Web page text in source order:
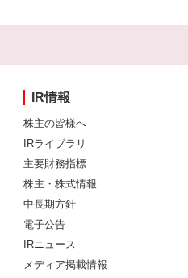
IR情報
株主の皆様へ
IRライブラリ
主要財務指標
株主・株式情報
中長期方針
電子公告
IRニュース
メディア掲載情報